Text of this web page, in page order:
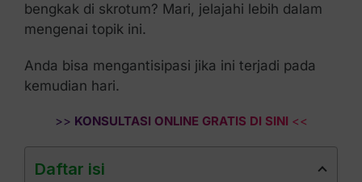
bengkak di skrotum? Mari, jelajahi lebih dalam
mengenai topik ini.
Anda bisa mengantisipasi jika ini terjadi pada
kemudian hari.
>> KONSULTASI ONLINE GRATIS DI SINI <<
Daftar isi